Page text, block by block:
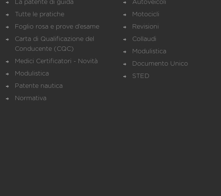
La patente di guida
Tutte le pratiche
Foglio rosa e prove d’esame
Carta di Qualificazione del
Conducente (CQC)
Medici Certificatori - Novità
Modulistica
Patente nautica
Normativa
Autoveicoli
Motocicli
Revisioni
Collaudi
Modulistica
Documento Unico
STED